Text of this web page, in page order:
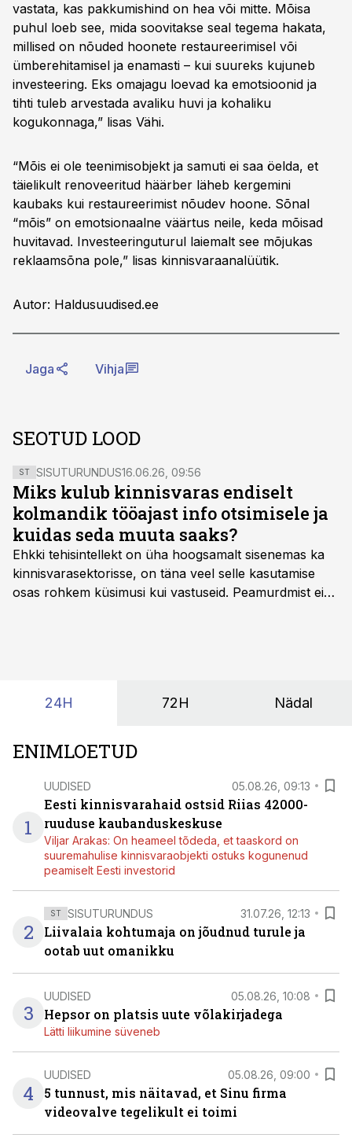
vastata, kas pakkumishind on hea või mitte. Mõisa
puhul loeb see, mida soovitakse seal tegema hakata,
millised on nõuded hoonete restaureerimisel või
ümberehitamisel ja enamasti – kui suureks kujuneb
investeering. Eks omajagu loevad ka emotsioonid ja
tihti tuleb arvestada avaliku huvi ja kohaliku
kogukonnaga,” lisas Vähi.
“Mõis ei ole teenimisobjekt ja samuti ei saa öelda, et
täielikult renoveeritud häärber läheb kergemini
kaubaks kui restaureerimist nõudev hoone. Sõnal
“mõis” on emotsionaalne väärtus neile, keda mõisad
huvitavad. Investeeringuturul laiemalt see mõjukas
reklaamsõna pole,” lisas kinnisvaraanalüütik.
Autor: Haldusuudised.ee
Jaga Vihja
SEOTUD LOOD
ST SISUTURUNDUS16.06.26, 09:56
Miks kulub kinnisvaras endiselt
kolmandik tööajast info otsimisele ja
kuidas seda muuta saaks?
Ehkki tehisintellekt on üha hoogsamalt sisenemas ka
kinnisvarasektorisse, on täna veel selle kasutamise
osas rohkem küsimusi kui vastuseid. Peamurdmist ei
24H 72H Nädal
ENIMLOETUD
1
UUDISED 05.08.26, 09:13
Eesti kinnisvarahaid ostsid Riias 42000-
ruuduse kaubanduskeskuse
Viljar Arakas: On heameel tõdeda, et taaskord on
suuremahulise kinnisvaraobjekti ostuks kogunenud
peamiselt Eesti investorid
2
ST SISUTURUNDUS 31.07.26, 12:13
Liivalaia kohtumaja on jõudnud turule ja
ootab uut omanikku
3
UUDISED 05.08.26, 10:08
Hepsor on platsis uute võlakirjadega
Lätti liikumine süveneb
4
UUDISED 05.08.26, 09:00
5 tunnust, mis näitavad, et Sinu firma
videovalve tegelikult ei toimi